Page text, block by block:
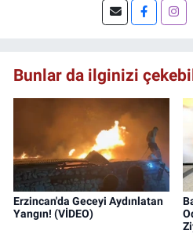
muhabirlik
Bunlar da ilginizi
Erzincan'da Geceyi Aydınlatan
Yangın! (VİDEO)